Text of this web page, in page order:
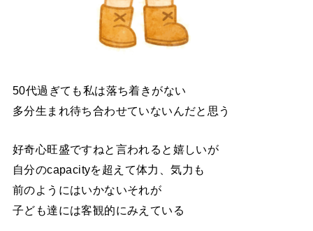
50代過ぎても私は落ち着きがない
多分生まれ待ち合わせていないんだと思う
好奇心旺盛ですねと言われると嬉しいが
自分のcapacityを超えて体力、気力も
前のようにはいかないそれが
子ども達には客観的にみえている